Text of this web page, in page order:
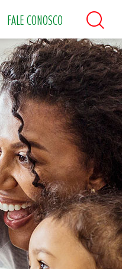
Matinais
FALE CONOSCO